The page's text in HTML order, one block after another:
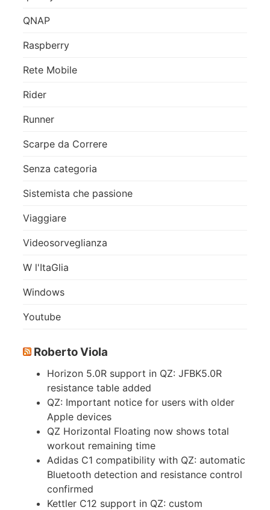
QNAP
Raspberry
Rete Mobile
Rider
Runner
Scarpe da Correre
Senza categoria
Sistemista che passione
Viaggiare
Videosorveglianza
W l'ItaGlia
Windows
Youtube
Roberto Viola
Horizon 5.0R support in QZ: JFBK5.0R
resistance table added
QZ: Important notice for users with older
Apple devices
QZ Horizontal Floating now shows total
workout remaining time
Adidas C1 compatibility with QZ: automatic
Bluetooth detection and resistance control
confirmed
Kettler C12 support in QZ: custom